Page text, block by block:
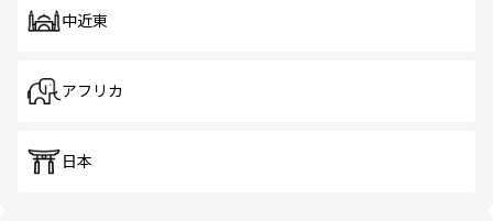
中近東
アフリカ
日本